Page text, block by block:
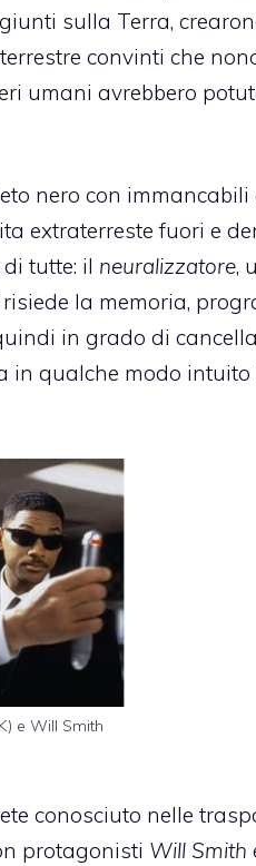
sulla Terra,
convinti che
umani avrebbero
nero con immancabili
extraterreste fuori e
tutte: il neuralizzatore,
la memoria,
in grado di
in qualche modo intuito
e Will Smith
conosciuto nelle
protagonisti Will Smith